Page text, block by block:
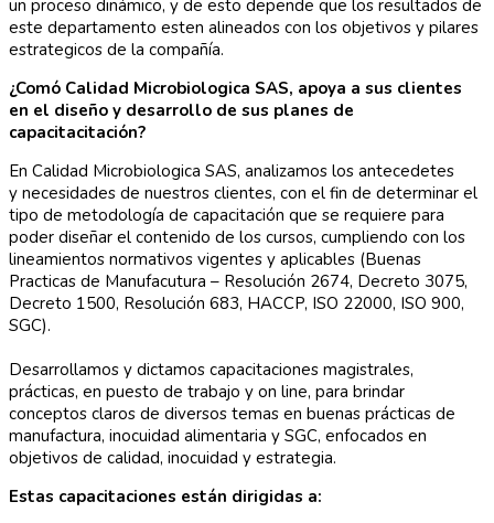
un proceso dinámico, y de esto depende que los resultados de
este departamento esten alineados con los objetivos y pilares
estrategicos de la compañía.
¿Comó Calidad Microbiologica SAS, apoya a sus clientes
en el diseño y desarrollo de sus planes de
capacitacitación?
En Calidad Microbiologica SAS, analizamos los antecedetes
y necesidades de nuestros clientes, con el fin de determinar el
tipo de metodología de capacitación que se requiere para
poder diseñar el contenido de los cursos, cumpliendo con los
lineamientos normativos vigentes y aplicables (Buenas
Practicas de Manufacutura – Resolución 2674, Decreto 3075,
Decreto 1500, Resolución 683, HACCP, ISO 22000, ISO 900,
SGC).
Desarrollamos y dictamos capacitaciones magistrales,
prácticas, en puesto de trabajo y on line, para brindar
conceptos claros de diversos temas en buenas prácticas de
manufactura, inocuidad alimentaria y SGC, enfocados en
objetivos de calidad, inocuidad y estrategia.
Estas capacitaciones están dirigidas a: